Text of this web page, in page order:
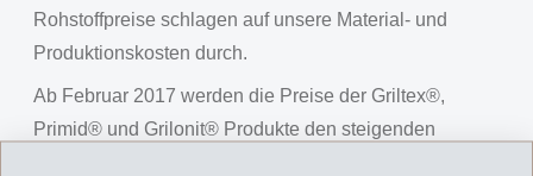
Rohstoffpreise schlagen auf unsere Material- und
Produktionskosten durch.
Ab Februar 2017 werden die Preise der Griltex®,
Primid® und Grilonit® Produkte den steigenden